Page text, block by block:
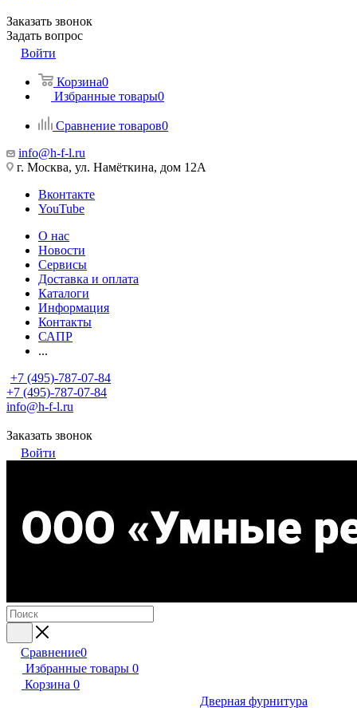
Заказать звонок
Задать вопрос
Войти
Корзина0
Избранные товары0
Сравнение товаров0
info@h-f-l.ru
г. Москва, ул. Намёткина, дом 12А
Вконтакте
YouTube
О нас
Новости
Сервисы
Доставка и оплата
Каталоги
Информация
Контакты
САПР
...
+7 (495)-787-07-84
+7 (495)-787-07-84
info@h-f-l.ru
Заказать звонок
Войти
Сравнение0
Избранные товары 0
Корзина 0
Дверная фурнитура